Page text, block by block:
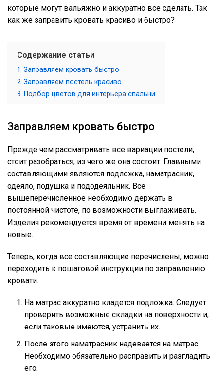
которые могут вальяжно и аккуратно все сделать. Так
как же заправить кровать красиво и быстро?
Содержание статьи
1 Заправляем кровать быстро
2 Заправляем постель красиво
3 Подбор цветов для интерьера спальни
Заправляем кровать быстро
Прежде чем рассматривать все вариации постели,
стоит разобраться, из чего же она состоит. Главными
составляющими являются подложка, наматрасник,
одеяло, подушка и пододеяльник. Все
вышеперечисленное необходимо держать в
постоянной чистоте, по возможности выглаживать.
Изделия рекомендуется время от времени менять на
новые.
Теперь, когда все составляющие перечислены, можно
переходить к пошаговой инструкции по заправлению
кровати.
На матрас аккуратно кладется подложка. Следует
проверить возможные складки на поверхности и,
если таковые имеются, устранить их.
После этого наматрасник надевается на матрас.
Необходимо обязательно расправить и разгладить
его.